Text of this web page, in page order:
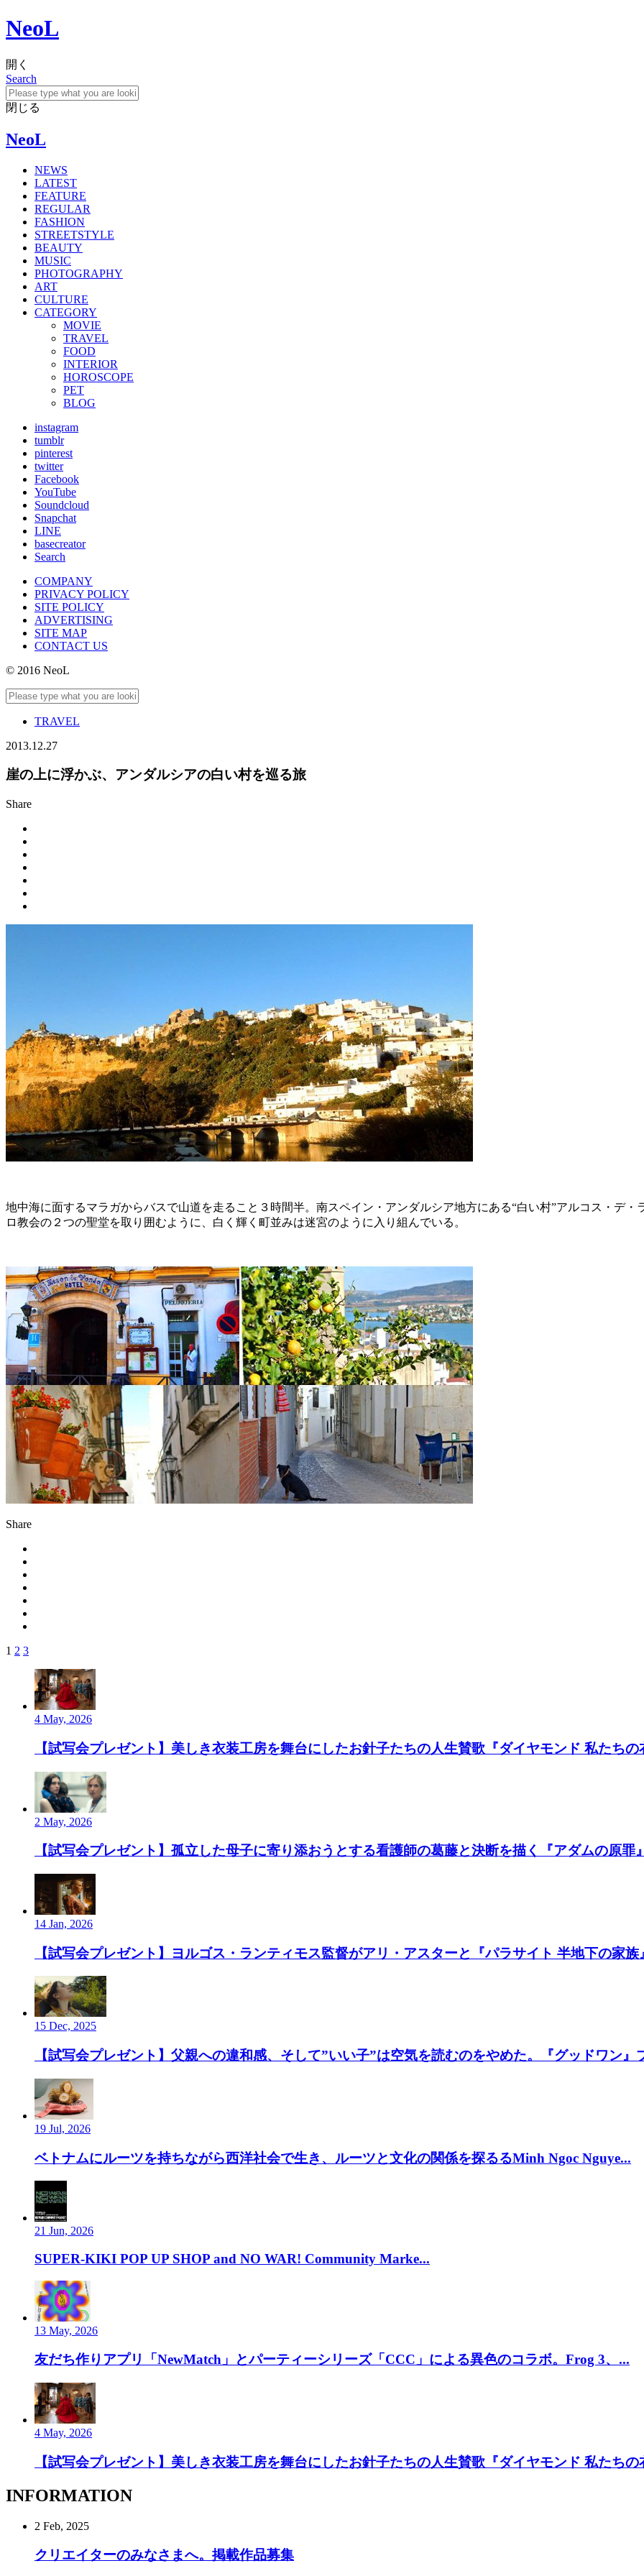
NeoL
開く
Search
閉じる
NeoL
NEWS
LATEST
FEATURE
REGULAR
FASHION
STREETSTYLE
BEAUTY
MUSIC
PHOTOGRAPHY
ART
CULTURE
CATEGORY
MOVIE
TRAVEL
FOOD
INTERIOR
HOROSCOPE
PET
BLOG
instagram
tumblr
pinterest
twitter
Facebook
YouTube
Soundcloud
Snapchat
LINE
basecreator
Search
COMPANY
PRIVACY POLICY
SITE POLICY
ADVERTISING
SITE MAP
CONTACT US
© 2016 NeoL
TRAVEL
2013.12.27
崖の上に浮かぶ、アンダルシアの白い村を巡る旅
Share
地中海に面するマラガからバスで山道を走ること３時間半。南スペイン・アンダルシア地方にある“白い村”アルコス・デ
ロ教会の２つの聖堂を取り囲むように、白く輝く町並みは迷宮のように入り組んでいる。
Share
1 2 3
4 May, 2026
【試写会プレゼント】美しき衣装工房を舞台にしたお針子たちの人生賛歌『ダイヤモンド 私たちの
2 May, 2026
【試写会プレゼント】孤立した母子に寄り添おうとする看護師の葛藤と決断を描く『アダムの原罪』
14 Jan, 2026
【試写会プレゼント】ヨルゴス・ランティモス監督がアリ・アスターと『パラサイト 半地下の家族
15 Dec, 2025
【試写会プレゼント】父親への違和感、そして”いい子”は空気を読むのをやめた。『グッドワン』
19 Jul, 2026
ベトナムにルーツを持ちながら西洋社会で生き、ルーツと文化の関係を探るるMinh Ngoc Nguye...
21 Jun, 2026
SUPER-KIKI POP UP SHOP and NO WAR! Community Marke...
13 May, 2026
友だち作りアプリ「NewMatch」とパーティーシリーズ「CCC」による異色のコラボ。Frog 3、...
4 May, 2026
【試写会プレゼント】美しき衣装工房を舞台にしたお針子たちの人生賛歌『ダイヤモンド 私たちの
INFORMATION
2 Feb, 2025
クリエイターのみなさまへ。掲載作品募集